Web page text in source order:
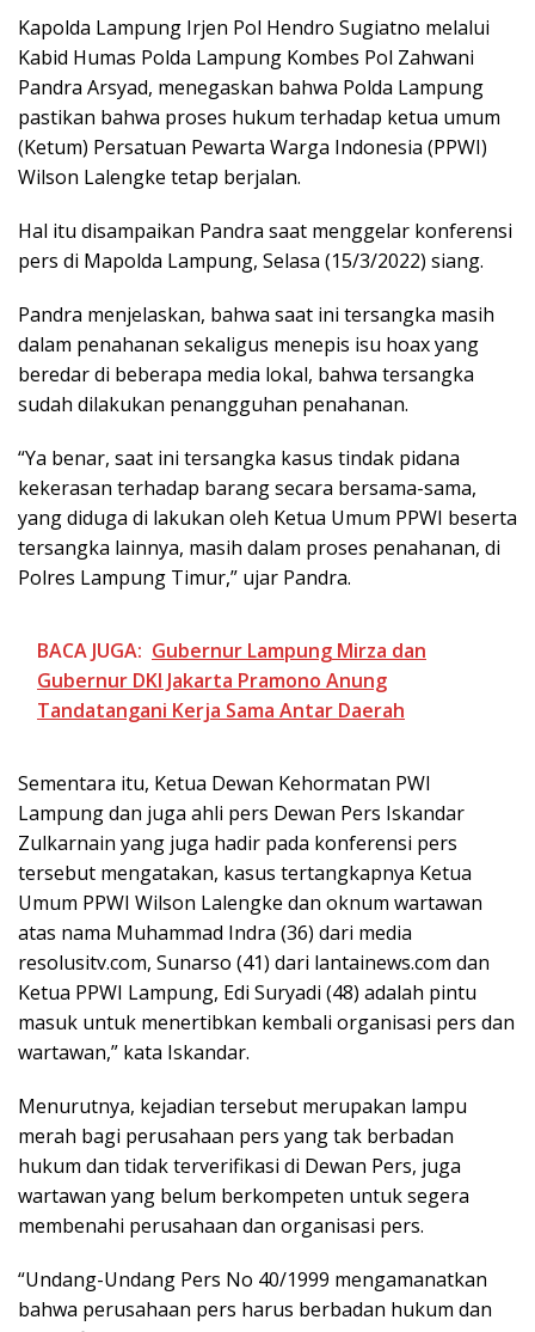
Kapolda Lampung Irjen Pol Hendro Sugiatno melalui
Kabid Humas Polda Lampung Kombes Pol Zahwani
Pandra Arsyad, menegaskan bahwa Polda Lampung
pastikan bahwa proses hukum terhadap ketua umum
(Ketum) Persatuan Pewarta Warga Indonesia (PPWI)
Wilson Lalengke tetap berjalan.
Hal itu disampaikan Pandra saat menggelar konferensi
pers di Mapolda Lampung, Selasa (15/3/2022) siang.
Pandra menjelaskan, bahwa saat ini tersangka masih
dalam penahanan sekaligus menepis isu hoax yang
beredar di beberapa media lokal, bahwa tersangka
sudah dilakukan penangguhan penahanan.
“Ya benar, saat ini tersangka kasus tindak pidana
kekerasan terhadap barang secara bersama-sama,
yang diduga di lakukan oleh Ketua Umum PPWI beserta
tersangka lainnya, masih dalam proses penahanan, di
Polres Lampung Timur,” ujar Pandra.
BACA JUGA: Gubernur Lampung Mirza dan
Gubernur DKI Jakarta Pramono Anung
Tandatangani Kerja Sama Antar Daerah
Sementara itu, Ketua Dewan Kehormatan PWI
Lampung dan juga ahli pers Dewan Pers Iskandar
Zulkarnain yang juga hadir pada konferensi pers
tersebut mengatakan, kasus tertangkapnya Ketua
Umum PPWI Wilson Lalengke dan oknum wartawan
atas nama Muhammad Indra (36) dari media
resolusitv.com, Sunarso (41) dari lantainews.com dan
Ketua PPWI Lampung, Edi Suryadi (48) adalah pintu
masuk untuk menertibkan kembali organisasi pers dan
wartawan,” kata Iskandar.
Menurutnya, kejadian tersebut merupakan lampu
merah bagi perusahaan pers yang tak berbadan
hukum dan tidak terverifikasi di Dewan Pers, juga
wartawan yang belum berkompeten untuk segera
membenahi perusahaan dan organisasi pers.
“Undang-Undang Pers No 40/1999 mengamanatkan
bahwa perusahaan pers harus berbadan hukum dan